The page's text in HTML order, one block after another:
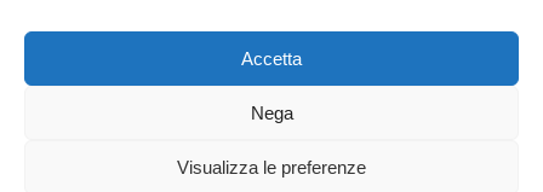
Accetta
Nega
Visualizza le preferenze
VENICE MARATHON
XAVIER CHEVRIER
YEMAN CRIPPA
Chi siamo | Termini d'uso | Privacy |